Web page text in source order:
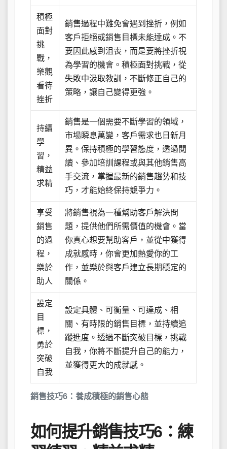
銷售技巧6：養成積極的銷售心態
積極
面對
挑
戰，
樂觀
看待
挫折
銷售過程中難免會遇到挫折，例如
客戶拒絕或銷售目標未能達成。不
要因此感到沮喪，而是要將挫折視
為學習的機會。積極面對挑戰，從
失敗中汲取教訓，不斷修正自己的
策略，讓自己變得更強。
持續
學
習，
精益
求精
銷售是一個需要不斷學習的領域，
市場瞬息萬變，客戶需求也日新月
異。保持積極的學習態度，透過閱
讀、參加培訓課程或與其他銷售高
手交流，掌握最新的銷售趨勢和技
巧，才能始終保持競爭力。
享受
銷售
的過
程，
樂於
助人
將銷售視為一種幫助客戶解決問
題，提供他們所需價值的機會。當
你真心想要幫助客戶，並從中獲得
成就感時，你會更加熱愛你的工
作，並樂於與客戶建立長期穩定的
關係。
設定
目
標，
勇於
突破
自我
設定具體、可衡量、可達成、相
關、有時限的銷售目標，並持續追
蹤進度。透過不斷突破目標，挑戰
自我，你將不斷提升自己的能力，
並獲得更大的成就感。
如何提升銷售技巧6：練